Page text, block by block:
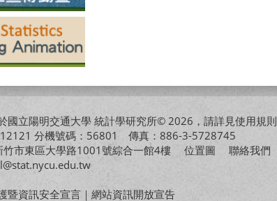
國立陽明交通大學 統計學研究所© 2026，請詳見使用規則
分機號碼：56801 傳真：886-3-5728745
竹市東區大學路1001號綜合一館4樓 位置圖
聯絡我們
暨資訊安全宣言 ｜ 網站資訊開放宣告